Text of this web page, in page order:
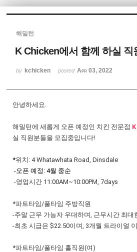
해밀턴
K Chicken에서 함께 하실 직
by kchicken posted Apr 03, 2022
안녕하세요.
해밀턴에 새롭게 오픈 예정인 치킨 전문점 K
실 직원분들을 모집중입니다!
*위치: 4 Whatawhata Road, Dinsdale
-오픈 예정: 4월 중순
-영업시간 11:00AM~10:00PM, 7days
*파트타임/풀타임 주방직원
-주말 근무 가능자 우대하며, 근무시간 최대
-최초 시급은 $22.50이며, 3개월 트라이얼
*파트타임/풀타임 홀직원(여)
Sketchbook5, 스
Sketchbook5, 스케치